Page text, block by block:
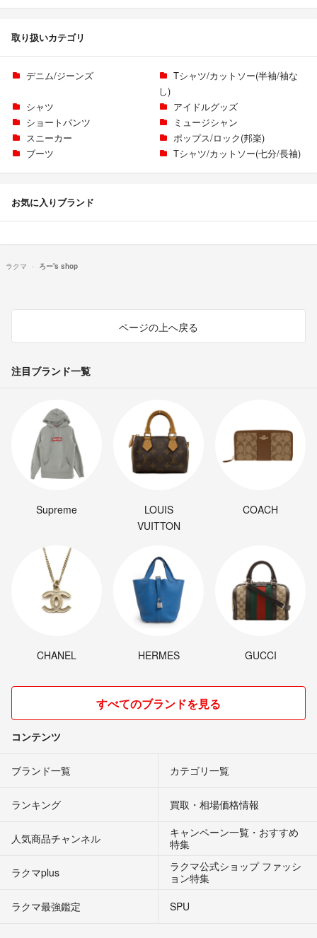
取り扱いカテゴリ
デニム/ジーンズ
Tシャツ/カットソー(半袖/袖な
し)
シャツ
アイドルグッズ
ショートパンツ
ミュージシャン
スニーカー
ポップス/ロック(邦楽)
ブーツ
Tシャツ/カットソー(七分/長袖)
お気に入りブランド
ラクマ ろー's shop
ページの上へ戻る
注目ブランド一覧
Supreme
LOUIS
VUITTON
COACH
CHANEL HERMES GUCCI
すべてのブランドを見る
コンテンツ
ブランド一覧 カテゴリ一覧
ランキング 買取・相場価格情報
人気商品チャンネル
キャンペーン一覧・おすすめ
特集
ラクマplus
ラクマ公式ショップ ファッシ
ョン特集
ラクマ最強鑑定
SPU